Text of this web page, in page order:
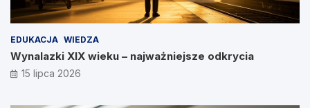
EDUKACJA WIEDZA
Wynalazki XIX wieku – najważniejsze odkrycia
15 lipca 2026